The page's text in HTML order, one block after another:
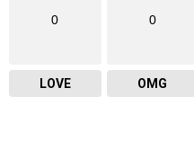
0
LOVE
0
OMG